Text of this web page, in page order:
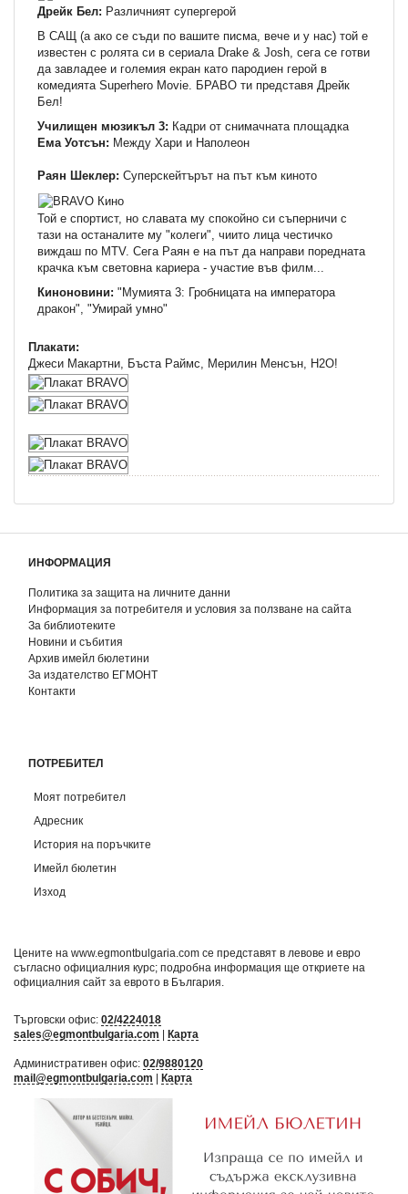
Дрейк Бел: Различният супергерой
В САЩ (а ако се съди по вашите писма, вече и у нас) той е
известен с ролята си в сериала Drake & Josh, сега се готви
да завладее и големия екран като пародиен герой в
комедията Superhero Movie. БРАВО ти представя Дрейк
Бел!
Училищен мюзикъл 3: Кадри от снимачната площадка
Ема Уотсън: Между Хари и Наполеон
Раян Шеклер: Суперскейтърът на път към киното
Той е спортист, но славата му спокойно си съперничи с
тази на останалите му "колеги", чиито лица честичко
виждаш по MTV. Сега Раян е на път да направи поредната
крачка към световна кариера - участие във филм...
Киноновини: "Мумията 3: Гробницата на императора
дракон", "Умирай умно"
Плакати:
Джеси Макартни, Бъста Раймс, Мерилин Менсън, H2O!
ИНФОРМАЦИЯ
Политика за защита на личните данни
Информация за потребителя и условия за ползване на сайта
За библиотеките
Новини и събития
Архив имейл бюлетини
За издателство ЕГМОНТ
Контакти
ПОТРЕБИТЕЛ
Моят потребител
Адресник
История на поръчките
Имейл бюлетин
Изход
Цените на www.egmontbulgaria.com се представят в левове и евро
съгласно официалния курс; подробна информация ще откриете на
официалния сайт за еврото в България
Търговски офис: 02/4224018
sales@egmontbulgaria.com | Карта
Административен офис: 02/9880120
mail@egmontbulgaria.com | Карта